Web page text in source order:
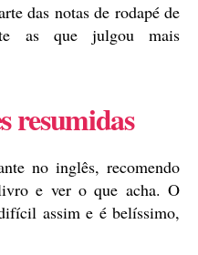
das notas de rodapé de
as que julgou mais
resumidas
no inglês, recomendo
e ver o que acha. O
assim e é belíssimo,